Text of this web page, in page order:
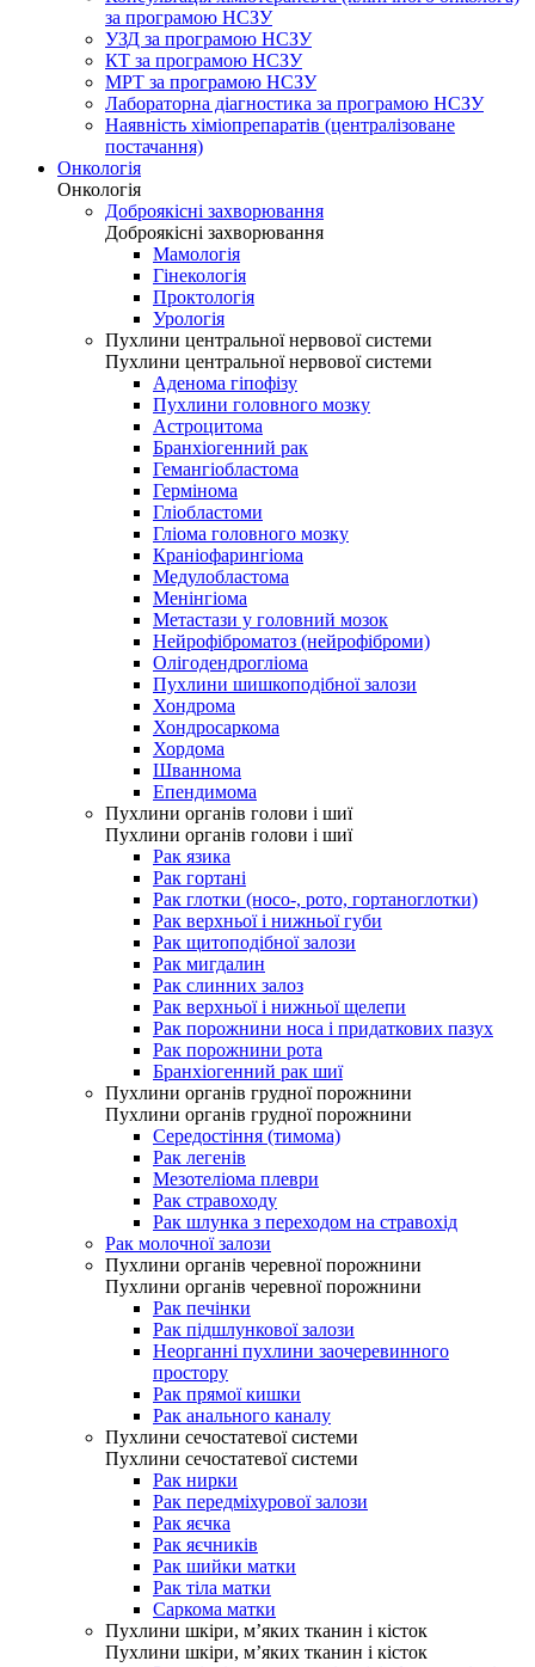
за програмою НСЗУ
УЗД за програмою НСЗУ
КТ за програмою НСЗУ
МРТ за програмою НСЗУ
Лабораторна діагностика за програмою НСЗУ
Наявність хіміопрепаратів (централізоване
постачання)
Онкологія
Онкологія
Доброякісні захворювання
Доброякісні захворювання
Мамологія
Гінекологія
Проктологія
Урологія
Пухлини центральної нервової системи
Пухлини центральної нервової системи
Аденома гіпофізу
Пухлини головного мозку
Астроцитома
Бранхіогенний рак
Гемангіобластома
Гермінома
Гліобластоми
Гліома головного мозку
Краніофарингіома
Медулобластома
Менінгіома
Метастази у головний мозок
Нейрофіброматоз (нейрофіброми)
Олігодендрогліома
Пухлини шишкоподібної залози
Хондрома
Хондросаркома
Хордома
Шваннома
Епендимома
Пухлини органів голови і шиї
Пухлини органів голови і шиї
Рак язика
Рак гортані
Рак глотки (носо-, рото, гортаноглотки)
Рак верхньої і нижньої губи
Рак щитоподібної залози
Рак мигдалин
Рак слинних залоз
Рак верхньої і нижньої щелепи
Рак порожнини носа і придаткових пазух
Рак порожнини рота
Бранхіогенний рак шиї
Пухлини органів грудної порожнини
Пухлини органів грудної порожнини
Середостіння (тимома)
Рак легенів
Мезотеліома плеври
Рак стравоходу
Рак шлунка з переходом на стравохід
Рак молочної залози
Пухлини органів черевної порожнини
Пухлини органів черевної порожнини
Рак печінки
Рак підшлункової залози
Неорганні пухлини заочеревинного
простору
Рак прямої кишки
Рак анального каналу
Пухлини сечостатевої системи
Пухлини сечостатевої системи
Рак нирки
Рак передміхурової залози
Рак яєчка
Рак яєчників
Рак шийки матки
Рак тіла матки
Саркома матки
Пухлини шкіри, м’яких тканин і кісток
Пухлини шкіри, м’яких тканин і кісток